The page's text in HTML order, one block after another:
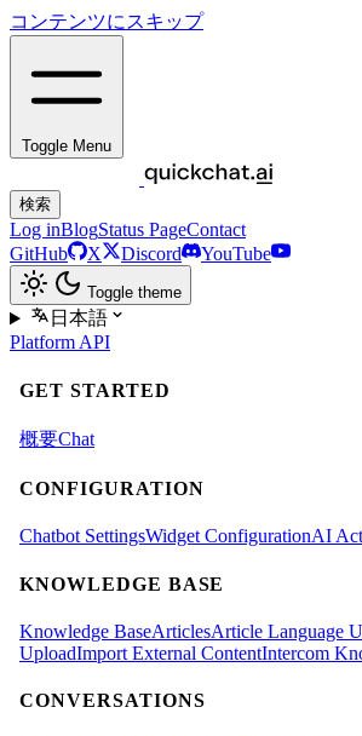
コンテンツにスキップ
Toggle Menu
検索
Log inBlogStatus PageContact
GitHub
X Discord YouTube
Toggle theme
日本語
Platform API
GET STARTED
概要Chat
CONFIGURATION
Chatbot SettingsWidget ConfigurationAI
KNOWLEDGE BASE
Knowledge BaseArticlesArticle Language
UploadImport External ContentIntercom
CONVERSATIONS